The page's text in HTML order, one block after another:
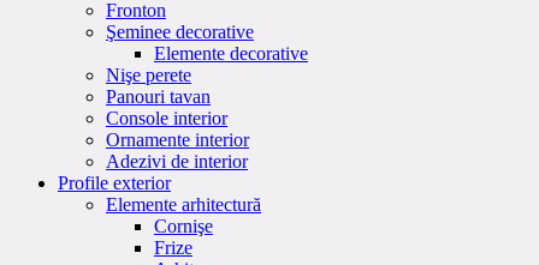
Fronton
Şeminee decorative
Elemente decorative
Nişe perete
Panouri tavan
Console interior
Ornamente interior
Adezivi de interior
Profile exterior
Elemente arhitectură
Cornişe
Frize